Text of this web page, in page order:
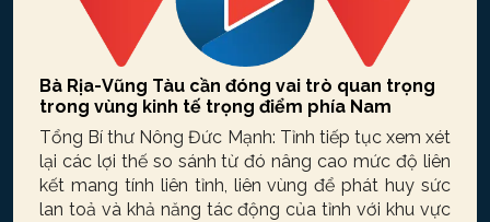
Bà Rịa-Vũng Tàu cần đóng vai trò quan trọng
trong vùng kinh tế trọng điểm phía Nam
Tổng Bí thư Nông Đức Mạnh: Tỉnh tiếp tục xem xét
lại các lợi thế so sánh từ đó nâng cao mức độ liên
kết mang tính liên tỉnh, liên vùng để phát huy sức
lan toả và khả năng tác động của tỉnh với khu vực